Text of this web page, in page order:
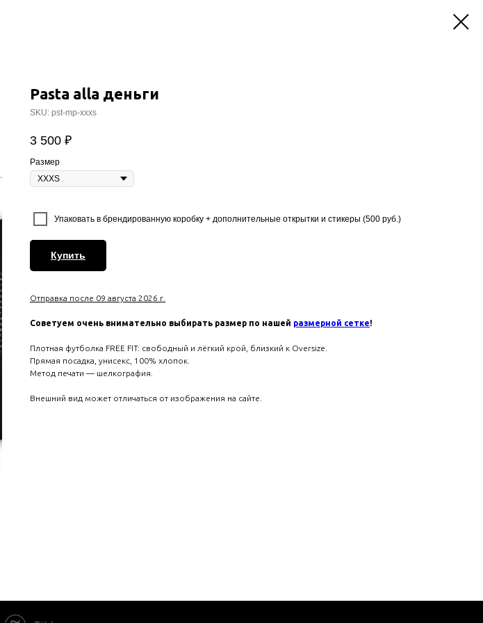
Pasta alla деньги
SKU: pst-mp-xxxs
3 500 ₽
Размер
Упаковать в брендированную коробку + дополнительные открытки и стикеры (500 руб.)
Купить
Отправка после 09 августа 2026 г.
Советуем очень внимательно выбирать размер по нашей размерной сетке!
Плотная футболка FREE FIT: свободный и лёгкий крой, близкий к Oversize.
Прямая посадка, унисекс, 100% хлопок.
Метод печати — шелкография.
Внешний вид может отличаться от изображения на сайте.